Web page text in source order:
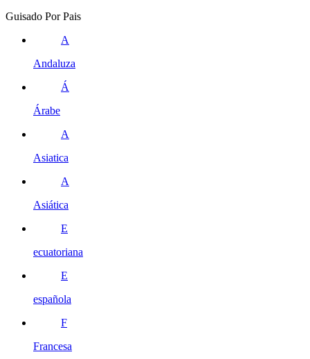
Guisado Por Pais
A
Andaluza
Á
Árabe
A
Asiatica
A
Asiática
E
ecuatoriana
E
española
F
Francesa